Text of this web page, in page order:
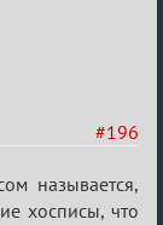
#196
называется,
хосписы, что